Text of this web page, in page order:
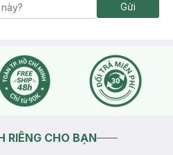
Gửi
RIÊNG CHO BẠN